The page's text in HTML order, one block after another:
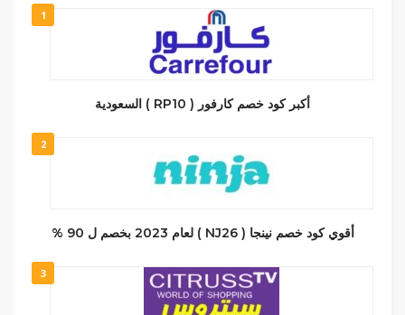
1
أكبر كود خصم كارفور ( RP10 ) السعودية
2
أقوي كود خصم نينجا ( NJ26 ) لعام 2023 بخصم ل 90 %
3